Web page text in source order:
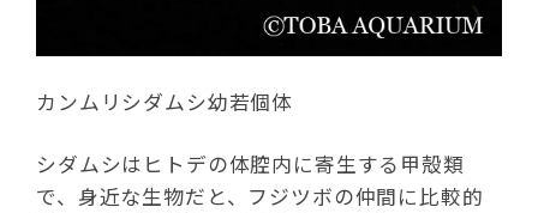
カンムリシダムシ幼若個体
シダムシはヒトデの体腔内に寄生する甲殻類
で、身近な生物だと、フジツボの仲間に比較的